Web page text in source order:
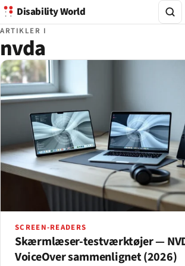
Disability World
ARTIKLER I
nvda
SCREEN-READERS
Skærmlæser-testværktøjer —
VoiceOver sammenlignet (2026)